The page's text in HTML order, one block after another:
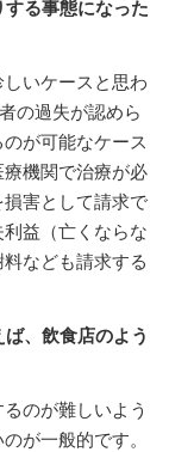
る事態になった
いケースと思わ
の過失が認めら
が可能なケース
機関で治療が必
害として請求で
益（亡くならな
なども請求する
、飲食店のよう
のが難しいよう
が一般的です。